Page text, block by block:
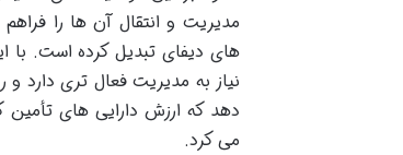
های دیفای تبدیل کرده است. با
دهد که ارزش دارایی های تأمین
می کرد.